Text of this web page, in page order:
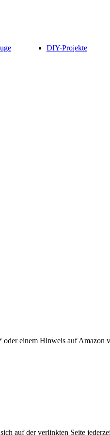
DIY-Projekte
oder einem Hinweis auf
auf der verlinkten Seite